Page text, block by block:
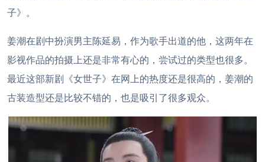
子》。
姜潮在剧中扮演男主陈延易，作为歌手出道的他，这两年在
影视作品的拍摄上还是非常有心的，尝试过的类型也很多。
最近这部新剧《女世子》在网上的热度还是很高的，姜潮的
古装造型还是比较不错的，也是吸引了很多观众。